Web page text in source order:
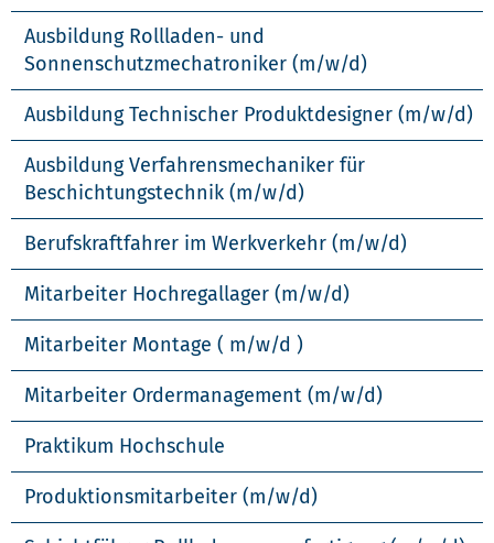
Ausbildung Rollladen- und
Sonnenschutzmechatroniker (m/w/d)
Ausbildung Technischer Produktdesigner (m/w/d)
Ausbildung Verfahrensmechaniker für
Beschichtungstechnik (m/w/d)
Berufskraftfahrer im Werkverkehr (m/w/d)
Mitarbeiter Hochregallager (m/w/d)
Mitarbeiter Montage ( m/w/d )
Mitarbeiter Ordermanagement (m/w/d)
Praktikum Hochschule
Produktionsmitarbeiter (m/w/d)